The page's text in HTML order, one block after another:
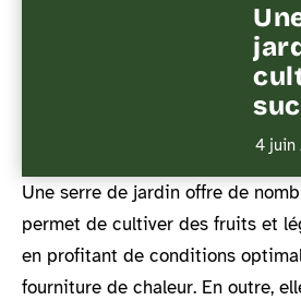
4 juin
Une serre de jardin offre de
permet de cultiver des fruits et
en profitant de conditions
fourniture de chaleur. En outre,